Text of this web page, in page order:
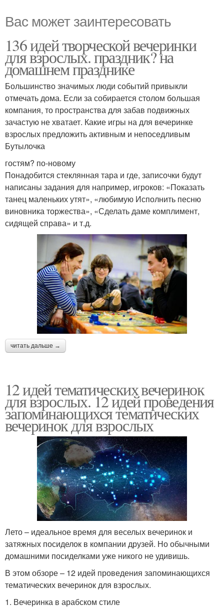
Вас может заинтересовать
136 идей творческой вечеринки
для взрослых. праздник? на
домашнем празднике
Большинство значимых люди событий привыкли
отмечать дома. Если за собирается столом большая
компания, то пространства для забав подвижных
зачастую не хватает. Какие игры на для вечеринке
взрослых предложить активным и непоседливым
Бутылочка
гостям? по-новому
Понадобится стеклянная тара и где, записочки будут
написаны задания для например, игроков: «Показать
танец маленьких утят», «любимую Исполнить песню
виновника торжества», «Сделать даме комплимент,
сидящей справа» и т.д.
читать дальше →
12 идей тематических вечеринок
для взрослых. 12 идей проведения
запоминающихся тематических
вечеринок для взрослых
Лето – идеальное время для веселых вечеринок и
затяжных посиделок в компании друзей. Но обычными
домашними посиделками уже никого не удивишь.
В этом обзоре – 12 идей проведения запоминающихся
тематических вечеринок для взрослых.
1. Вечеринка в арабском стиле